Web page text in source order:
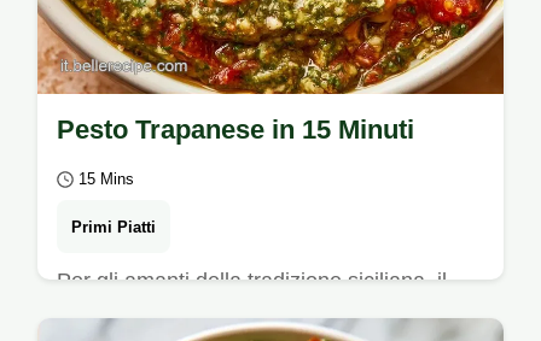
Pesto Trapanese in 15 Minuti
15 Mins
Primi Piatti
Per gli amanti della tradizione siciliana, il
Pesto trapanese è l'ideale. Include i tempi e